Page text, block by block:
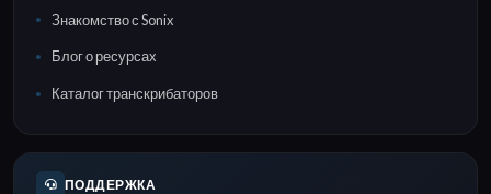
Знакомство с Sonix
Блог о ресурсах
Каталог транскрибаторов
ПОДДЕРЖКА